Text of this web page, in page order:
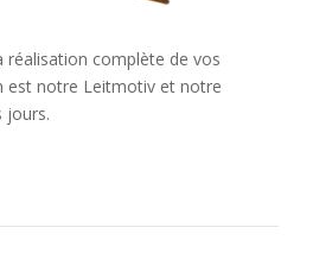
réalisation complète de vos
est notre Leitmotiv et notre
jours.